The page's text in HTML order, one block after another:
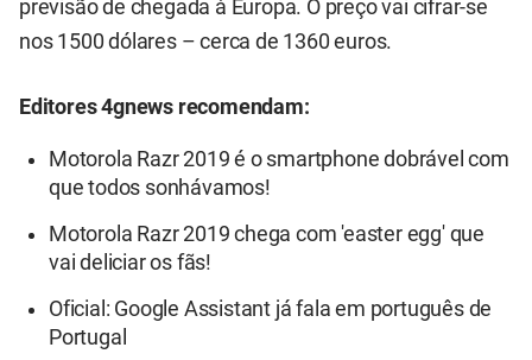
previsão de chegada à Europa. O preço vai cifrar-se
nos 1500 dólares – cerca de 1360 euros.
Editores 4gnews recomendam:
Motorola Razr 2019 é o smartphone dobrável com
que todos sonhávamos!
Motorola Razr 2019 chega com 'easter egg' que
vai deliciar os fãs!
Oficial: Google Assistant já fala em português de
Portugal